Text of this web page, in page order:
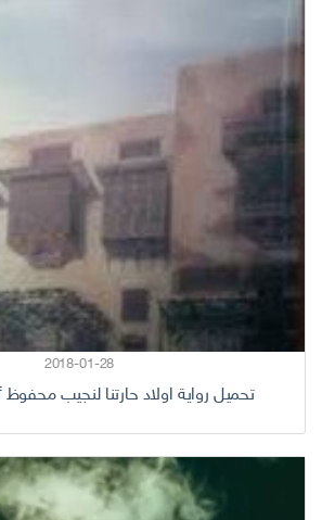
2018-01-28
تحميل رواية اولاد حارتنا لنجيب محفوظ pdf كامل مجانا